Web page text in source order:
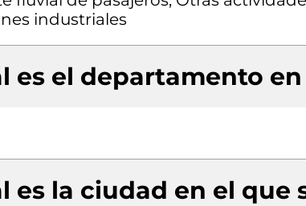
industriales
es el departamento
es la ciudad en el que